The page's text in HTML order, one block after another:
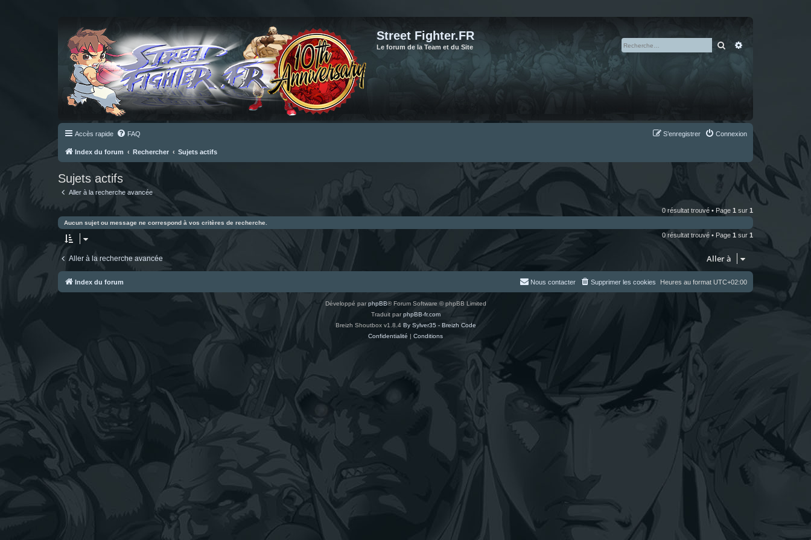
Street Fighter.FR
Le forum de la Team et du Site Rechercher
Accès rapide FAQ Connexion
S’enregistrer
Index du forum Rechercher Sujets actifs
Sujets actifs
Aller à la recherche avancée
0 résultat trouvé • Page 1 sur 1
Aucun sujet ou message ne correspond à vos critères de recherche.
0 résultat trouvé • Page 1 sur 1
Aller à la recherche avancée Aller à
Index du forum Heures au format UTC+02:00
Supprimer les cookies
Nous contacter
Développé parphpBB® Forum Software © phpBB Limited
Traduit parphpBB-fr.com
Breizh Shoutbox v1.8.4 By Sylver35 - Breizh Code
Confidentialité | Conditions